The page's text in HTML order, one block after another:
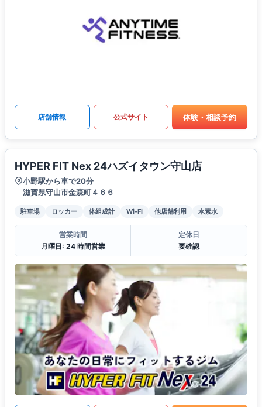
店舗情報 公式サイト 体験・相談予約
HYPER FIT Nex 24ハズイタウン守山店
小野駅から車で20分
滋賀県守山市金森町４６６
駐車場 ロッカー 体組成計 Wi-Fi 他店舗利用 水素水
営業時間
月曜日: 24 時間営業
定休日
要確認